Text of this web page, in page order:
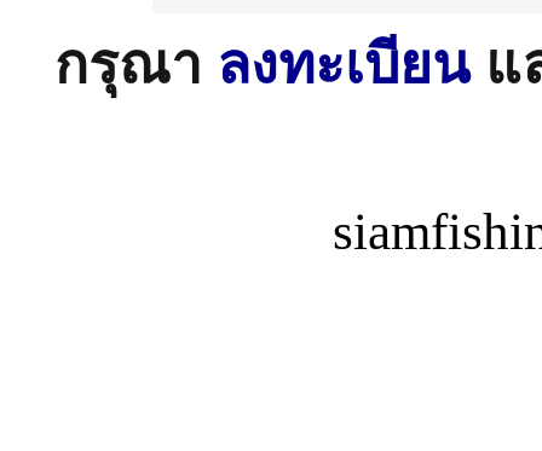
กรุณา ลงทะเบียนแ